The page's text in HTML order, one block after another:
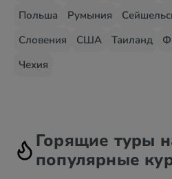
Польша Румыния
Словения
США Таиланд
Чехия
Горящие туры
популярные